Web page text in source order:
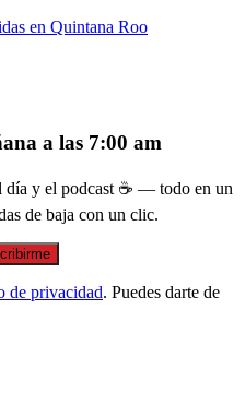
en Quintana Roo
a las 7:00 am
día y el podcast ☕ — todo en un
de baja con un clic.
de privacidad. Puedes darte de